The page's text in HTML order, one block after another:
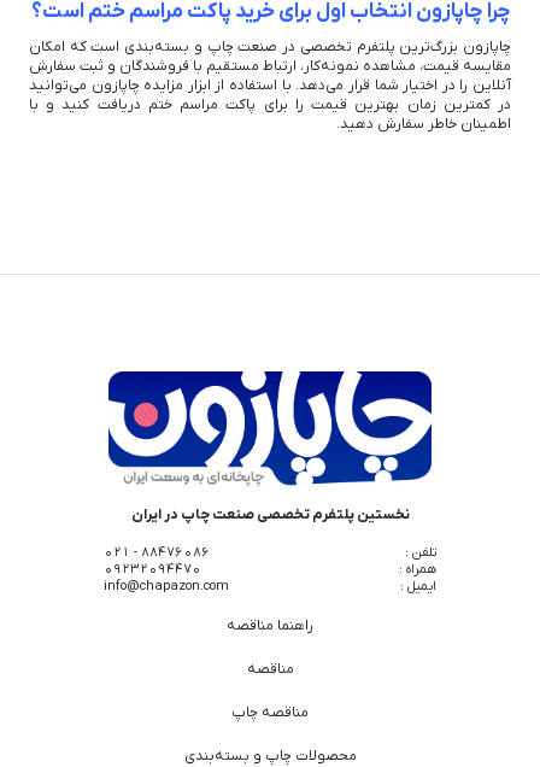
چرا چاپازون انتخاب اول برای خرید پاکت مراسم ختم است؟
چاپازون بزرگ‌ترین پلتفرم تخصصی در صنعت چاپ و بسته‌بندی است که امکان
مقایسه قیمت، مشاهده نمونه‌کار، ارتباط مستقیم با فروشندگان و ثبت سفارش
آنلاین را در اختیار شما قرار می‌دهد. با استفاده از ابزار مزایده چاپازون می‌توانید
در کمترین زمان بهترین قیمت را برای پاکت مراسم ختم دریافت کنید و با
اطمینان خاطر سفارش دهید.
نخستین پلتفرم تخصصی صنعت چاپ در ایران
تلفن :
88476086 - 021
همراه :
09232094470
ایمیل :
info@chapazon.com
راهنما مناقصه
مناقصه
مناقصه چاپ
محصولات چاپ و بسته‌بندی